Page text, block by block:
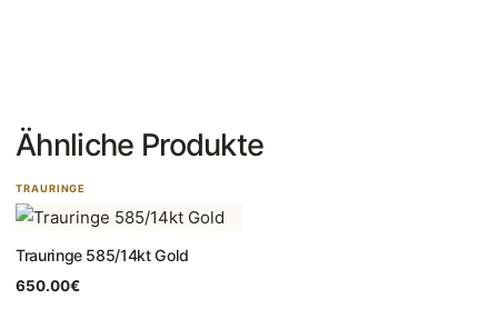
Ähnliche Produkte
TRAURINGE
Trauringe 585/14kt Gold
650.00€